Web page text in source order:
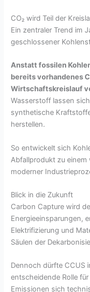
CO₂ wird Teil der
Ein zentraler Trend im
geschlossener
Anstatt fossilen
bereits vorhandenes
Wirtschaftskreislauf
Wasserstoff lassen
synthetische
herstellen.
So entwickelt sich
Abfallprodukt zu
moderner
Blick in die Zukunft
Carbon Capture wird
Energieeinsparungen,
Elektrifizierung und
Säulen der
Dennoch dürfte CCUS
entscheidende Rolle
Emissionen sich